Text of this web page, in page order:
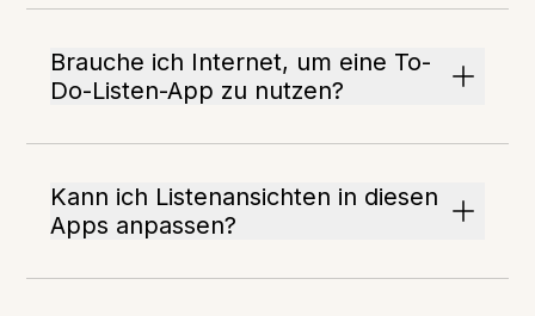
Brauche ich Internet, um eine To-
Do-Listen-App zu nutzen?
Kann ich Listenansichten in diesen
Apps anpassen?